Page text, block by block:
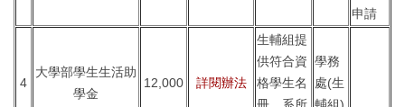
申請
4
大學部學生生活助
學金
12,000 詳閱辦法
生輔組提
供符合資
格學生名
冊，系所
學務
處(生
輔組)